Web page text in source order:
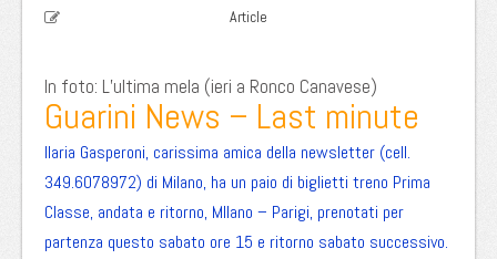
Article
In foto: L’ultima mela (ieri a Ronco Canavese)
Guarini News – Last minute
Ilaria Gasperoni, carissima amica della newsletter (cell.
349.6078972) di Milano, ha un paio di biglietti treno Prima
Classe, andata e ritorno, MIlano – Parigi, prenotati per
partenza questo sabato ore 15 e ritorno sabato successivo.